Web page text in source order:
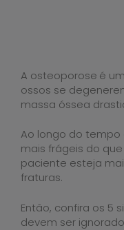
A osteoporose é
ossos se
massa óssea
Ao longo do
mais frágeis do
paciente esteja
fraturas.
Então, confira os 5
devem ser